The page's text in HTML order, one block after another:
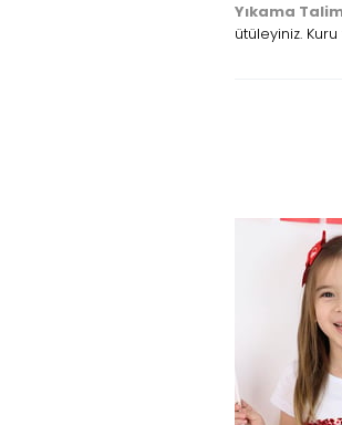
Yıkama
ütüleyiniz.